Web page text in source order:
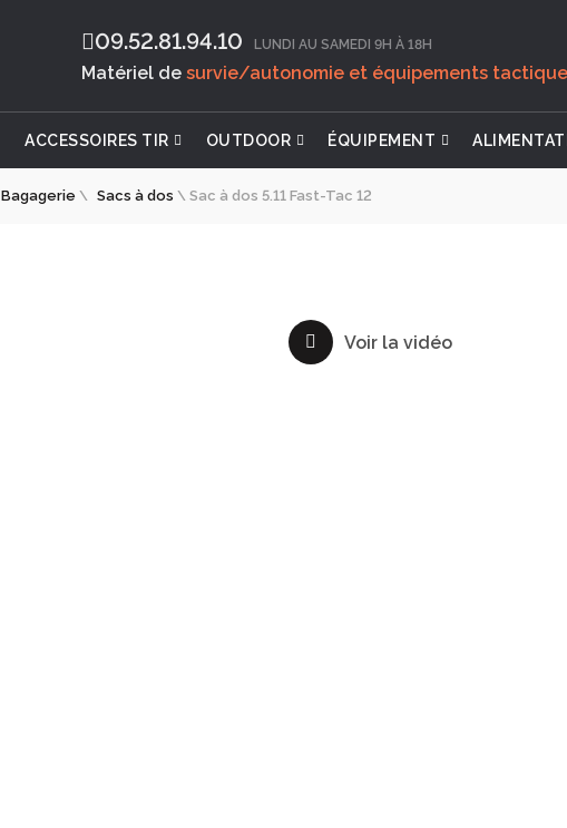
09.52.81.94.10‬ LUNDI AU SAMEDI 9H À 18H
Matériel de survie/autonomie et équipements
ACCESSOIRES TIR OUTDOOR ÉQUIPEMENT
Bagagerie\ Sacs à dos \ Sac à dos 5.11 Fast-Tac 12
Voir la vidéo